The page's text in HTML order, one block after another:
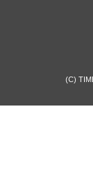
(C)